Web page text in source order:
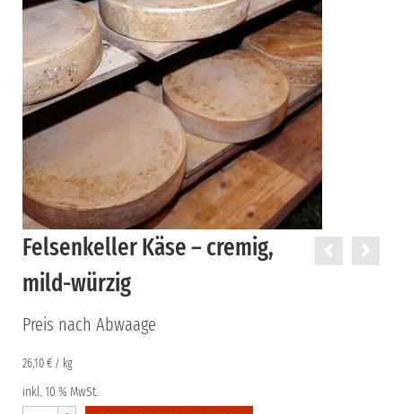
Felsenkeller Käse – cremig,
mild-würzig
Preis nach Abwaage
26,10€ / kg
inkl. 10 % MwSt.